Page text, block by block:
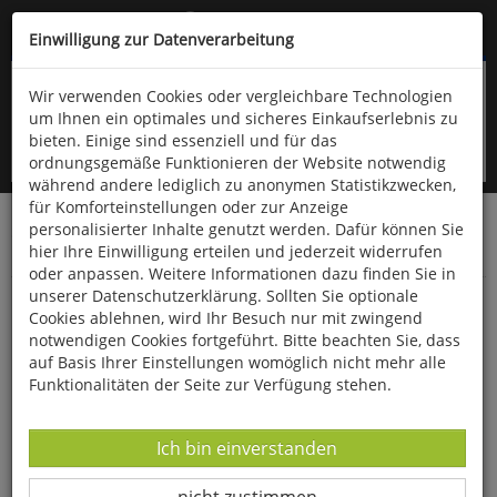
Kompletten Head der Seite überspringen
oder (06766) 9323-960
Startseite Bücher
Limpert Verlag
Kindergarten, Schule- und Vereinssport
Wassersport
Schwimmen
Einwilligung zur Datenverarbeitung
Wir verwenden Cookies oder vergleichbare Technologien
um Ihnen ein optimales und sicheres Einkaufserlebnis zu
bieten. Einige sind essenziell und für das
ordnungsgemäße Funktionieren der Website notwendig
während andere lediglich zu anonymen Statistikzwecken,
für Komforteinstellungen oder zur Anzeige
personalisierter Inhalte genutzt werden. Dafür können Sie
hier Ihre Einwilligung erteilen und jederzeit widerrufen
oder anpassen. Weitere Informationen dazu finden Sie in
unserer Datenschutzerklärung. Sollten Sie optionale
Cookies ablehnen, wird Ihr Besuch nur mit zwingend
notwendigen Cookies fortgeführt. Bitte beachten Sie, dass
auf Basis Ihrer Einstellungen womöglich nicht mehr alle
Funktionalitäten der Seite zur Verfügung stehen.
Datenverarbeitung -
Ich bin einverstanden